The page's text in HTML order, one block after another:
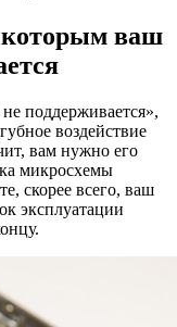
ваш
поддерживается»,
воздействие
вам нужно его
микросхемы
скорее всего, ваш
эксплуатации